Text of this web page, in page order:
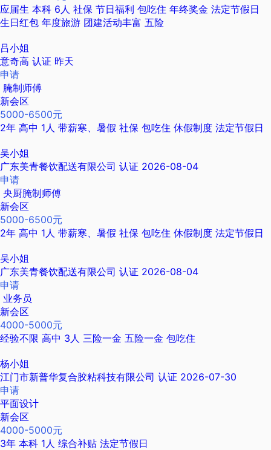
应届生 本科 6人 社保 节日福利 包吃住 年终奖金 法定节假日
生日红包 年度旅游 团建活动丰富 五险
吕小姐
意奇高 认证 昨天
申请
腌制师傅
新会区
5000-6500元
2年 高中 1人 带薪寒、暑假 社保 包吃住 休假制度 法定节假日
吴小姐
广东美青餐饮配送有限公司 认证 2026-08-04
申请
央厨腌制师傅
新会区
5000-6500元
2年 高中 1人 带薪寒、暑假 社保 包吃住 休假制度 法定节假日
吴小姐
广东美青餐饮配送有限公司 认证 2026-08-04
申请
业务员
新会区
4000-5000元
经验不限 高中 3人 三险一金 五险一金 包吃住
杨小姐
江门市新普华复合胶粘科技有限公司 认证 2026-07-30
申请
平面设计
新会区
4000-5000元
3年 本科 1人 综合补贴 法定节假日